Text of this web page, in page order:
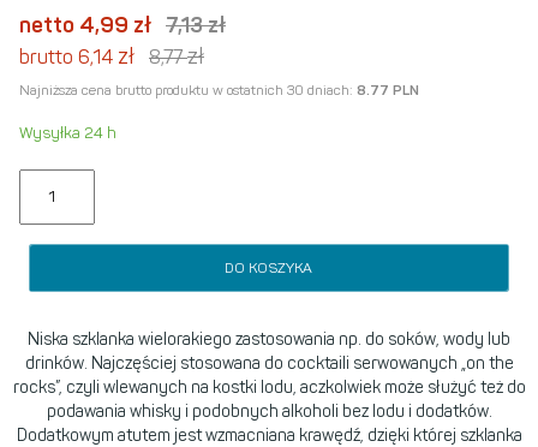
netto 4,99 zł 7,13zł
brutto 6,14 zł 8,77zł
Najniższa cena brutto produktu w ostatnich 30 dniach: 8.77 PLN
Wysyłka 24 h
DO KOSZYKA
Niska szklanka wielorakiego zastosowania np. do soków, wody lub
drinków. Najczęściej stosowana do cocktaili serwowanych „on the
rocks”, czyli wlewanych na kostki lodu, aczkolwiek może służyć też do
podawania whisky i podobnych alkoholi bez lodu i dodatków.
Dodatkowym atutem jest wzmacniana krawędź, dzięki której szklanka